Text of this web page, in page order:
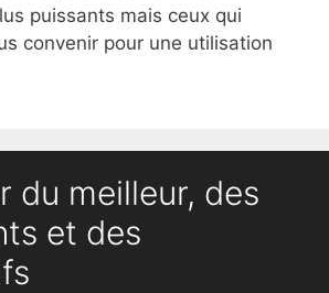
puissants mais ceux qui
convenir pour une utilisation
du meilleur, des
et des